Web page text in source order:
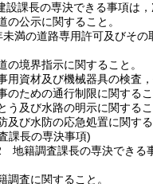
設課長の専決できる事項は，
の公示に関すること。
未満の道路専用許可及びその
の境界指示に関すること。
用資材及び機械器具の検査
のための通行制限に関するこ
う及び水路の明示に関するこ
及び水防の応急処置に関する
課長の専決事項)
地籍調査課長の専決できる
調査に関すること。